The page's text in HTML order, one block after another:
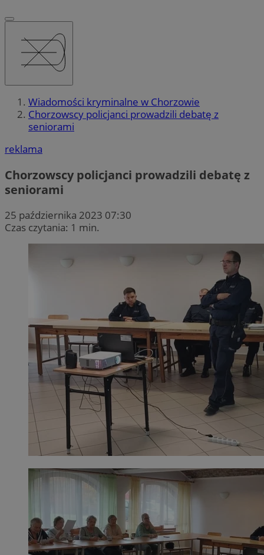
Wiadomości kryminalne w Chorzowie
Chorzowscy policjanci prowadzili debatę z
seniorami
reklama
Chorzowscy policjanci prowadzili debatę z
seniorami
25 października 2023 07:30
Czas czytania: 1 min.